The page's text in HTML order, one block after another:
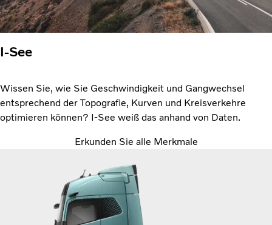
I-See
Wissen Sie, wie Sie Geschwindigkeit und Gangwechsel
entsprechend der Topografie, Kurven und Kreisverkehre
optimieren können? I-See weiß das anhand von Daten.
Erkunden Sie alle Merkmale